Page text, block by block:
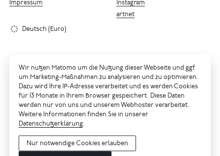
Instagram
artnet
Impressum
Deutsch (Euro)
Wir nutzen Matomo um die Nutzung dieser Webseite und ggf.
um Marketing-Maßnahmen zu analysieren und zu optimieren.
Dazu wird Ihre IP-Adresse verarbeitet und es werden Cookies
für 13 Monate in Ihrem Browser gespeichert. Diese Daten
werden nur von uns und unserem Webhoster verarbeitet.
Weitere Informationen finden Sie in unserer
Datenschutzerklärung.
Nur notwendige Cookies erlauben